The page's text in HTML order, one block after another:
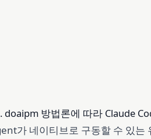
방법론에 따라 Claude
가 네이티브로 구동할 수 있는